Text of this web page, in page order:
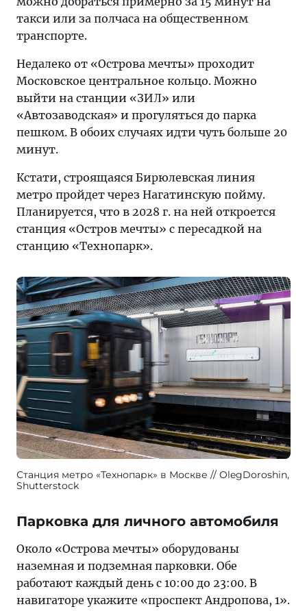
такси или за полчаса на общественном
транспорте.
Недалеко от «Острова мечты» проходит
Московское центральное кольцо. Можно
выйти на станции «ЗИЛ» или
«Автозаводская» и прогуляться до парка
пешком. В обоих случаях идти чуть больше 20
минут.
Кстати, строящаяся Бирюлевская линия
метро пройдет через Нагатинскую пойму.
Планируется, что в 2028 г. на ней откроется
станция «Остров мечты» с пересадкой на
станцию «Технопарк».
Станция метро «Технопарк» в Москве
OlegDoroshin,
Shutterstock
Парковка для личного автомобиля
Около «Острова мечты» оборудованы
наземная и подземная парковки. Обе
работают каждый день с 10:00 до 23:00. В
навигаторе укажите «проспект Андропова, 1».